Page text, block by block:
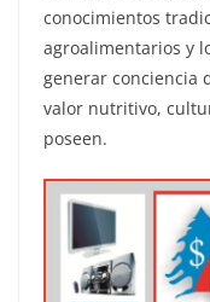
conocimientos
agroalimentarios y
generar conciencia
valor nutritivo,
poseen.